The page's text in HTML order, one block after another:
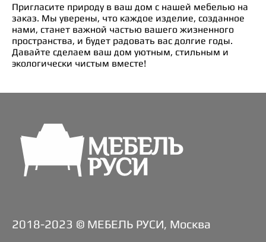
Пригласите природу в ваш дом с нашей мебелью на
заказ. Мы уверены, что каждое изделие, созданное
нами, станет важной частью вашего жизненного
пространства, и будет радовать вас долгие годы.
Давайте сделаем ваш дом уютным, стильным и
экологически чистым вместе!
2018-2023 © МЕБЕЛЬ РУСИ, Москва